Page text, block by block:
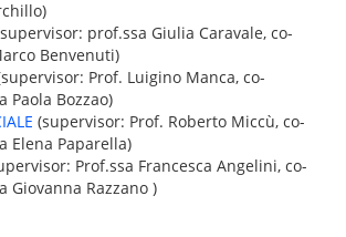
prof.ssa Giulia Caravale, co-
Benvenuti)
Prof. Luigino Manca, co-
Paola Bozzao)
(supervisor: Prof. Roberto Miccù, co-
Elena Paparella)
Prof.ssa Francesca Angelini, co-
Giovanna Razzano )